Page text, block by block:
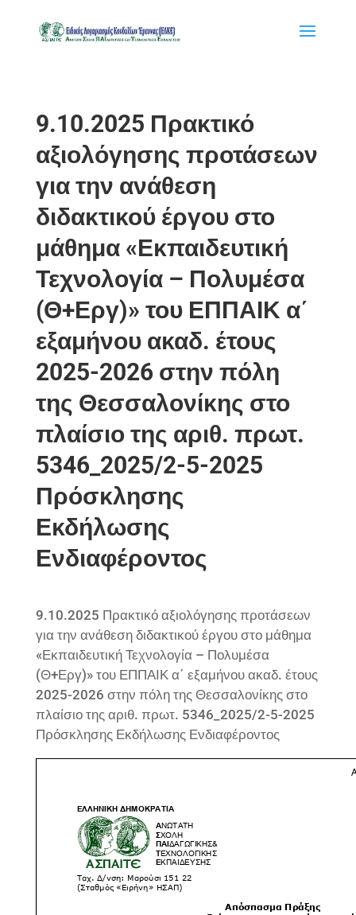
9.10.2025 Πρακτικό
αξιολόγησης προτάσεων
για την ανάθεση
διδακτικού έργου στο
μάθημα «Εκπαιδευτική
Τεχνολογία – Πολυμέσα
(Θ+Εργ)» του ΕΠΠΑΙΚ α΄
εξαμήνου ακαδ. έτους
2025-2026 στην πόλη
της Θεσσαλονίκης στο
πλαίσιο της αριθ. πρωτ.
5346_2025/2-5-2025
Πρόσκλησης
Εκδήλωσης
Ενδιαφέροντος
9.10.2025 Πρακτικό αξιολόγησης προτάσεων
για την ανάθεση διδακτικού έργου στο μάθημα
«Εκπαιδευτική Τεχνολογία – Πολυμέσα
(Θ+Εργ)» του ΕΠΠΑΙΚ α΄ εξαμήνου ακαδ. έτους
2025-2026 στην πόλη της Θεσσαλονίκης στο
πλαίσιο της αριθ. πρωτ. 5346_2025/2-5-2025
Πρόσκλησης Εκδήλωσης Ενδιαφέροντος